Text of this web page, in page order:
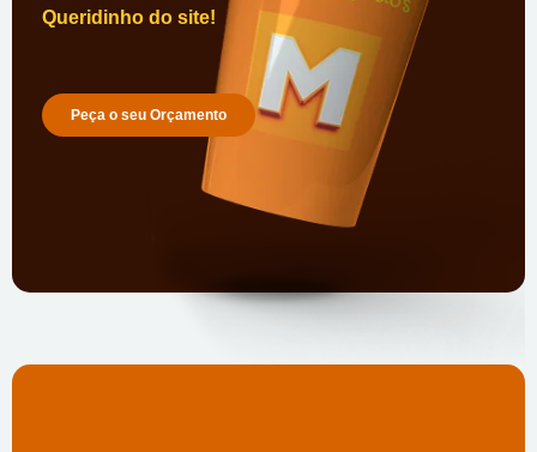
Queridinho do site!
Peça o seu Orçamento